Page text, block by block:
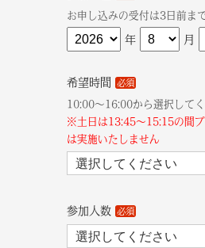
お申し込みの受付は3日前ま
年 月
希望時間 必須
10:00～16:00から選択して
※土日は13:45～15:15の間プ
は実施いたしません
選択してください
参加人数 必須
選択してください